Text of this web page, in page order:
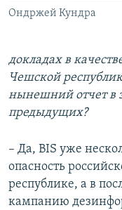
Ондржей Кундра
докладах в
Чешской
нынешний отчет в
предыдущих?
– Да, BIS уже
опасность
республике, а в
кампанию